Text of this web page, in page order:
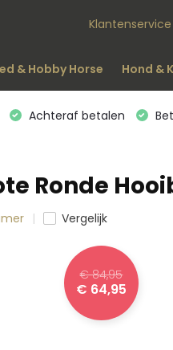
Klantenservice
& Hobby Horse Hond &
Achteraf betalen
Ronde
Vergelijk
€ 84,95
€ 64,95